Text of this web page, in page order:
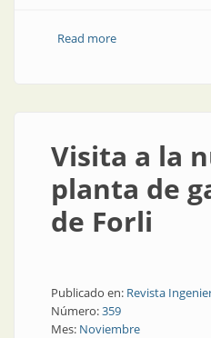
Read moreabout Industria
Visita a la
planta de
de Forli
Publicado en: Revista
Número:359
Mes: Noviembre